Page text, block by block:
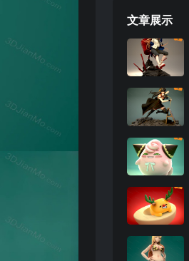
文章展示